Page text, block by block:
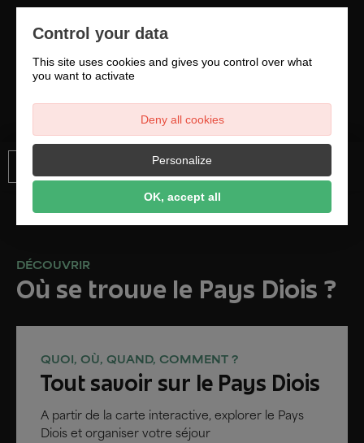
Information mise à jour le 28/04/26 par Office
DÉCOUVRIR
Où se trouve le Pays Diois ?
QUOI, OÙ, QUAND, COMMENT ?
Tout savoir sur le Pays Diois
A partir de la carte interactive, explorer le Pays
Diois et organiser votre séjour
Control your data
This site uses cookies and gives you control over what
you want to activate
OK, accept all
Deny all cookies
Personalize